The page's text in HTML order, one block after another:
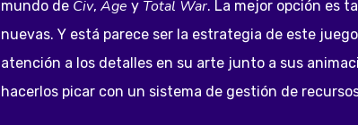
mundo de Civ,Agey Total War. La mejor opción es
nuevas. Y está parece ser la estrategia de este
atención a los detalles en su arte junto a sus
hacerlos picar con un sistema de gestión de